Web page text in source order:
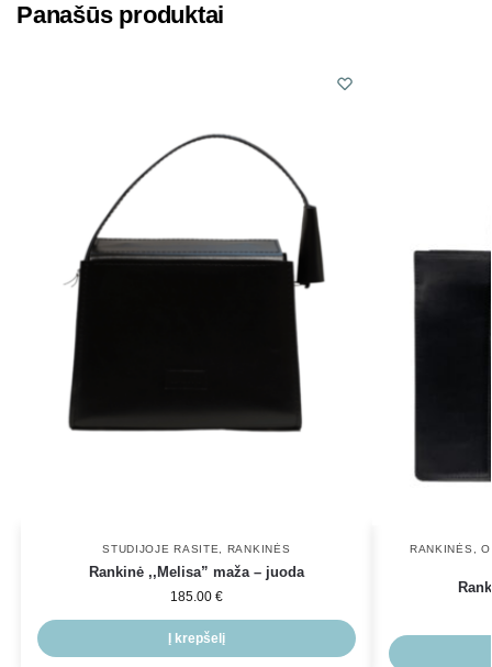
Panašūs produktai
STUDIJOJE RASITE RANKINĖS
Rankinė ,,Melisa” maža – juoda
185.00 €
Į krepšelį
RANKINĖS